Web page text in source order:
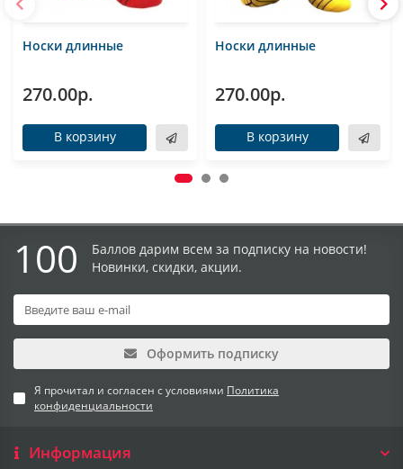
Носки длинные
270.00р.
В корзину
Носки длинные
270.00р.
В корзину
100
Баллов дарим всем за подписку на новости!
Новинки, скидки, акции.
Оформить подписку
Я прочитал и согласен с условиями Политика
конфиденциальности
Информация